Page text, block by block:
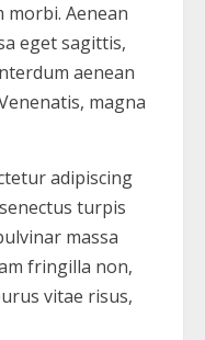
morbi. Aenean
eget sagittis,
aenean
magna
adipiscing
turpis
massa
fringilla non,
vitae risus,